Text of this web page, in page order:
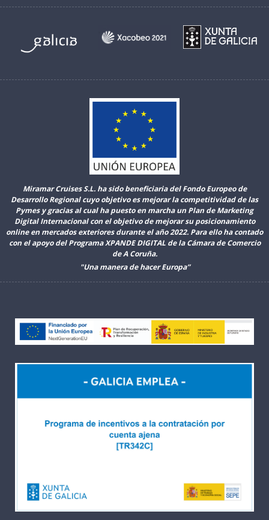
Miramar Cruises S.L. ha sido beneficiaria del Fondo Europeo de
Desarrollo Regional cuyo objetivo es mejorar la competitividad de las
Pymes y gracias al cual ha puesto en marcha un Plan de Marketing
Digital Internacional con el objetivo de mejorar su posicionamiento
online en mercados exteriores durante el año 2022. Para ello ha contado
con el apoyo del Programa XPANDE DIGITAL de la Cámara de Comercio
de A Coruña.
"Una manera de hacer Europa”